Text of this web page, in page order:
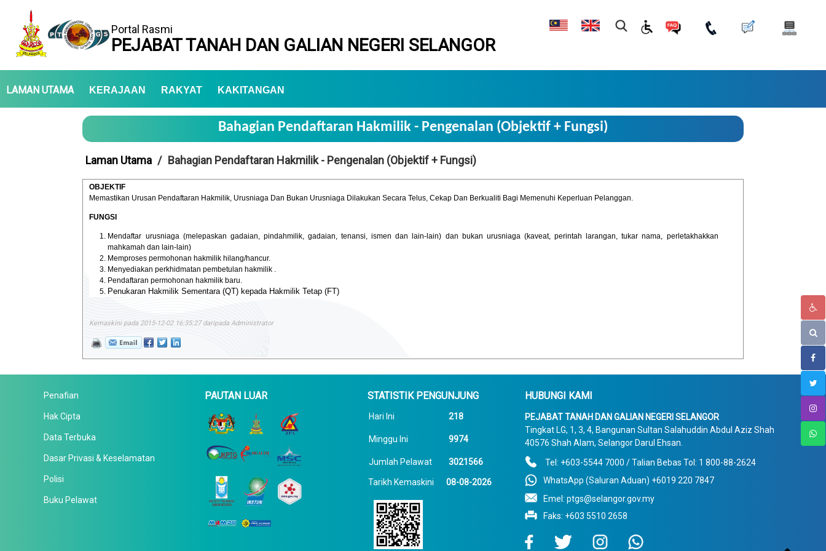
Portal Rasmi
PEJABAT TANAH DAN GALIAN NEGERI SELANGOR
LAMAN UTAMA KERAJAAN RAKYAT KAKITANGAN
Bahagian Pendaftaran Hakmilik - Pengenalan (Objektif + Fungsi)
Laman Utama Bahagian Pendaftaran Hakmilik - Pengenalan (Objektif + Fungsi)
OBJEKTIF
Memastikan Urusan Pendaftaran Hakmilik, Urusniaga Dan Bukan Urusniaga Dilakukan Secara Telus, Cekap Dan Berkualiti Bagi Memenuhi Keperluan Pelanggan.
FUNGSI
Mendaftar urusniaga (melepaskan gadaian, pindahmilik, gadaian, tenansi, ismen dan lain-lain) dan bukan urusniaga (kaveat, perintah larangan, tukar nama, perletakhakkan
mahkamah dan lain-lain)
Memproses permohonan hakmilik hilang/hancur.
Menyediakan perkhidmatan pembetulan hakmilik .
Pendaftaran permohonan hakmilik baru.
Penukaran Hakmilik Sementara (QT) kepada Hakmilik Tetap (FT)
Kemaskini pada 2015-12-02 16:35:27 daripada Administrator
Penafian
Hak Cipta
Data Terbuka
Dasar Privasi & Keselamatan
Polisi
Buku Pelawat
PAUTAN LUAR STATISTIK PENGUNJUNG
Hari Ini 218
Minggu Ini 9974
Jumlah Pelawat 3021566
Tarikh Kemaskini 08-08-2026
HUBUNGI KAMI
PEJABAT TANAH DAN GALIAN NEGERI SELANGOR
Tingkat LG, 1, 3, 4, Bangunan Sultan Salahuddin Abdul Aziz Shah
40576 Shah Alam, Selangor Darul Ehsan.
Tel: +603-5544 7000 / Talian Bebas Tol: 1 800-88-2624
WhatsApp (Saluran Aduan) +6019 220 7847
Emel: ptgs@selangor.gov.my
Faks: +603 5510 2658